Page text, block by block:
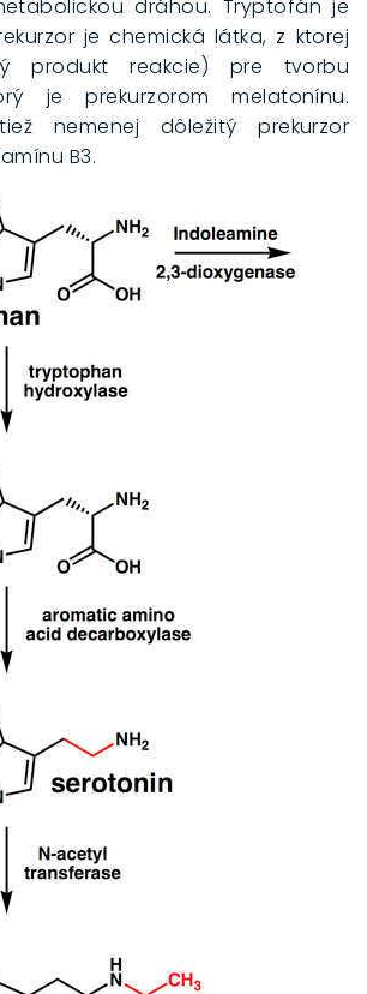
dráhou. Tryptofán je
je chemická látka, z ktorej
produkt reakcie) pre tvorbu
je prekurzorom melatonínu.
nemenej dôležitý prekurzor
B3.